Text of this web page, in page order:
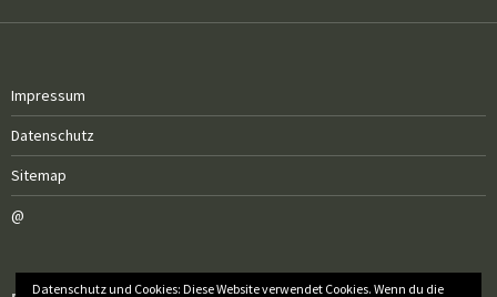
Impressum
Datenschutz
Sitemap
@
Datenschutz und Cookies: Diese Website verwendet Cookies. Wenn du die